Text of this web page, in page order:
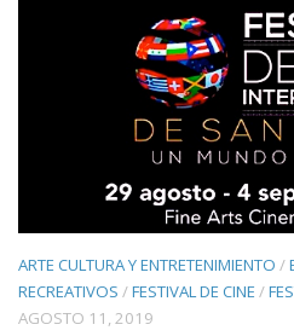
ARTE CULTURA Y ENTRETENIMIENTO /
RECREATIVOS /FESTIVAL DE CINE /
AGOSTO 11, 2019